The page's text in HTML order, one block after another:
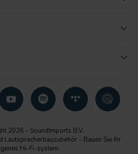
2026 - SoundImports B.V.
Lautsprecherbauzubehör - Bauen Sie Ihr
Hi-Fi-system